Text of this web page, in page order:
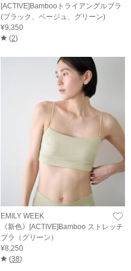
[ACTIVE]Bambooトライアングルブラ
(ブラック、ベージュ、グリーン)
¥9,350
(2)
EMILY WEEK
《新色》[ACTIVE]Bamboo ストレッチ
ブラ（グリーン）
¥8,250
(38)